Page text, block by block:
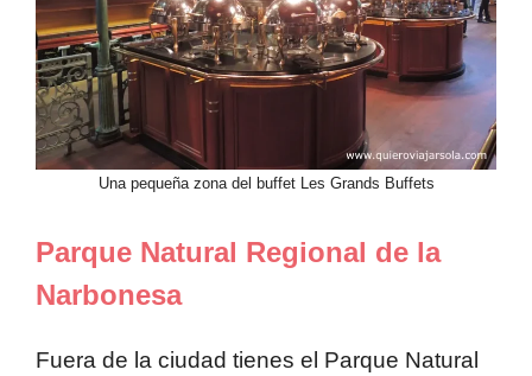
Una pequeña zona del buffet Les Grands Buffets
Parque Natural Regional de la
Narbonesa
Fuera de la ciudad tienes el Parque Natural